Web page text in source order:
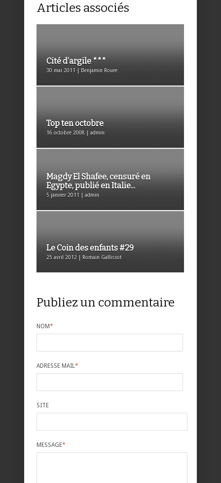
Articles associés
Cité d’argile ***
30 mai 2011 | Benjamin Roure
Top ten octobre
16 octobre 2008 | admin
Magdy El Shafee, censuré en
Egypte, publié en Italie...
5 janvier 2011 | admin
Le Coin des enfants #29
25 avril 2012 | Romain Gallissot
Publiez un commentaire
NOM*
ADRESSE MAIL *
SITE
MESSAGE*